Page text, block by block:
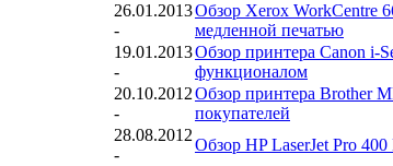
26.01.2013
-
Обзор Xerox WorkCentre
медленной печатью
19.01.2013
-
Обзор принтера Canon i-
функционалом
20.10.2012
-
Обзор принтера Brother
покупателей
28.08.2012
-
Обзор HP LaserJet Pro